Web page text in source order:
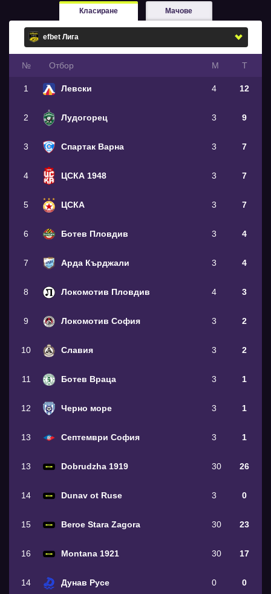
Класиране Мачове
№ Oтбор М Т
1 Левски 4 12
2 Лудогорец 3 9
3 Спартак Варна 3 7
4 ЦСКА 1948 3 7
5 ЦСКА 3 7
6 Ботев Пловдив 3 4
7 Арда Кърджали 3 4
8 Локомотив Пловдив 4 3
9 Локомотив София 3 2
10 Славия 3 2
11 Ботев Враца 3 1
12 Черно море 3 1
13 Септември София 3 1
13 Dobrudzha 1919 30 26
14 Dunav ot Ruse 3 0
15 Beroe Stara Zagora 30 23
16 Montana 1921 30 17
14 Дунав Русе 0 0